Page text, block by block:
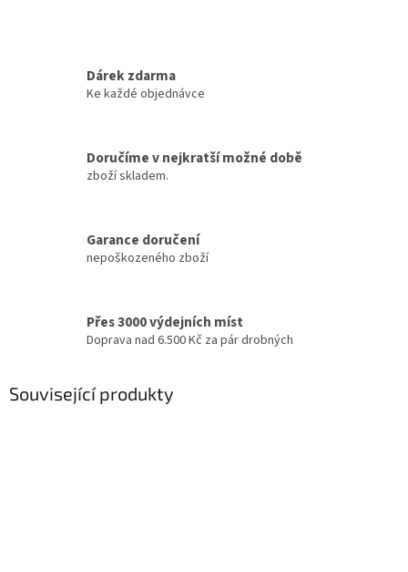
Dárek zdarma
Ke každé objednávce
Doručíme v nejkratší možné době
zboží skladem.
Garance doručení
nepoškozeného zboží
Přes 3000 výdejních míst
Doprava nad 6.500 Kč za pár drobných
Související produkty